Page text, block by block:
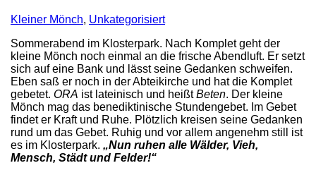
Kleiner Mönch, Unkategorisiert
Sommerabend im Klosterpark. Nach Komplet geht der
kleine Mönch noch einmal an die frische Abendluft. Er setzt
sich auf eine Bank und lässt seine Gedanken schweifen.
Eben saß er noch in der Abteikirche und hat die Komplet
gebetet. ORA ist lateinisch und heißtBeten. Der kleine
Mönch mag das benediktinische Stundengebet. Im Gebet
findet er Kraft und Ruhe. Plötzlich kreisen seine Gedanken
rund um das Gebet. Ruhig und vor allem angenehm still ist
es im Klosterpark. „Nun ruhen alle Wälder, Vieh,
Mensch, Städt und Felder!“